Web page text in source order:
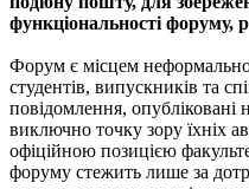
функціональності форуму,
Форум є місцем
студентів, випускників та
повідомлення, опубліковані
виключно точку зору їхніх
офіційною позицією
форуму стежить лише за